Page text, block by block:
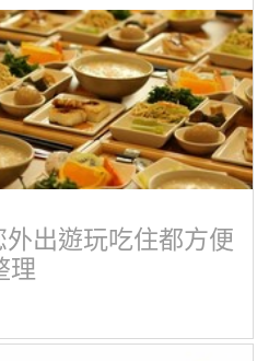
出遊玩吃住都方便
理